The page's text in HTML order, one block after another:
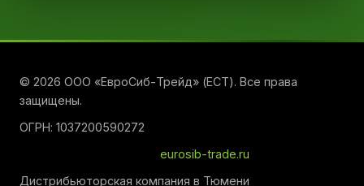
© 2026 ООО «ЕвроСиб-Трейд» (ЕСТ). Все права
защищены.
ОГРН: 1037200590272
eurosib-trade.ru
Дистрибьюторская компания в Тюмени